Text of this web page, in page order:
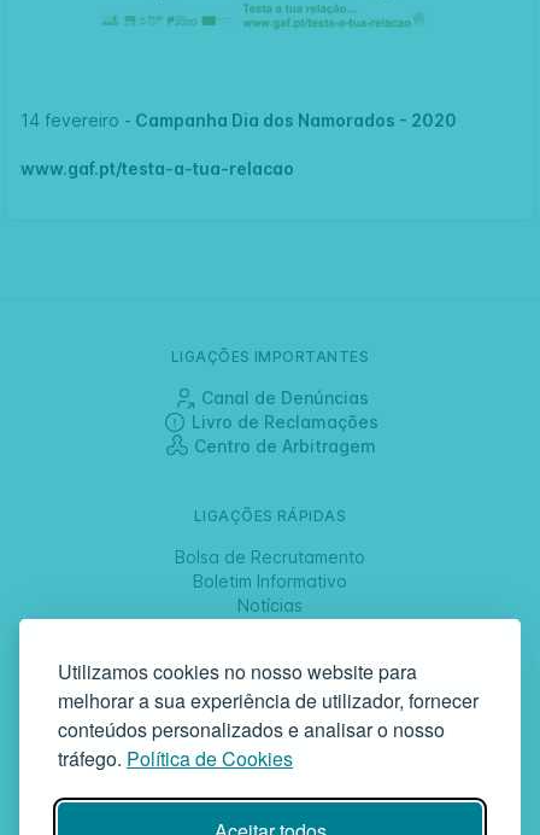
Utilizamos cookies no nosso website para
melhorar a sua experiência de utilizador, fornecer
conteúdos personalizados e analisar o nosso
tráfego. Política de Cookies
14 fevereiro - Campanha Dia dos Namorados - 2020
www.gaf.pt/testa-a-tua-relacao
LIGAÇÕES IMPORTANTES
Canal de Denúncias
Livro de Reclamações
Centro de Arbitragem
LIGAÇÕES RÁPIDAS
Bolsa de Recrutamento
Boletim Informativo
Notícias
SIGA-NOS
GAF | Gabinete de Atendimento à Família
Rua da Bandeira, 342 | 4900-561 Viana do Castelo | tel +351 258